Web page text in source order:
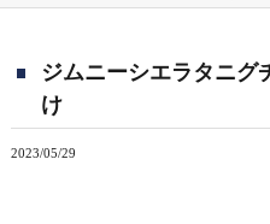
ジムニーシエラタニグ
け
2023/05/29